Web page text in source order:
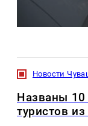
Новости
Названы 10
туристов